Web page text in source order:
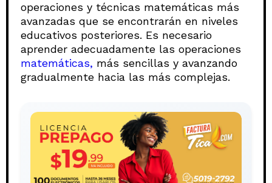
operaciones y técnicas matemáticas más
avanzadas que se encontrarán en niveles
educativos posteriores. Es necesario
aprender adecuadamente las operaciones
matemáticas, más sencillas y avanzando
gradualmente hacia las más complejas.